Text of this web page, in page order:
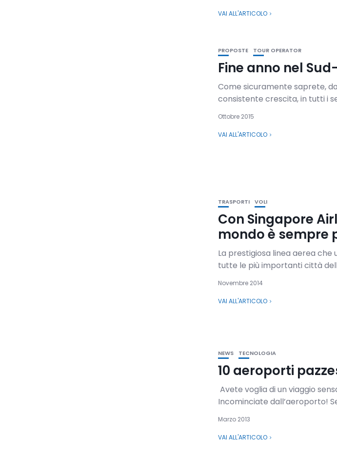
VAI ALL'ARTICOLO
PROPOSTE TOUR OPERATOR
Fine anno nel
Come sicuramente saprete,
consistente crescita, in tutti i
Ottobre 2015
VAI ALL'ARTICOLO
TRASPORTI VOLI
Con Singapore
mondo è sempre
La prestigiosa linea aerea che
tutte le più importanti città
Novembre 2014
VAI ALL'ARTICOLO
NEWS TECNOLOGIA
10 aeroporti
Avete voglia di un viaggio
Incominciate dall’aeroporto!
Marzo 2013
VAI ALL'ARTICOLO